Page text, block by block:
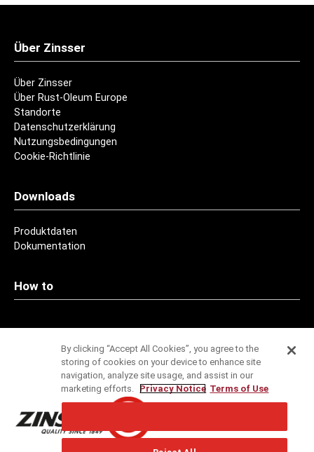
Über Zinsser
Über Zinsser
Über Rust-Oleum Europe
Standorte
Datenschutzerklärung
Nutzungsbedingungen
Cookie-Richtlinie
Downloads
Produktdaten
Dokumentation
How to
Kontakt
Spezifikationsservice
By clicking “Accept All Cookies”, you agree to the
storing of cookies on your device to enhance site
navigation, analyze site usage, and assist in our
marketing efforts.
Privacy Notice Terms of Use